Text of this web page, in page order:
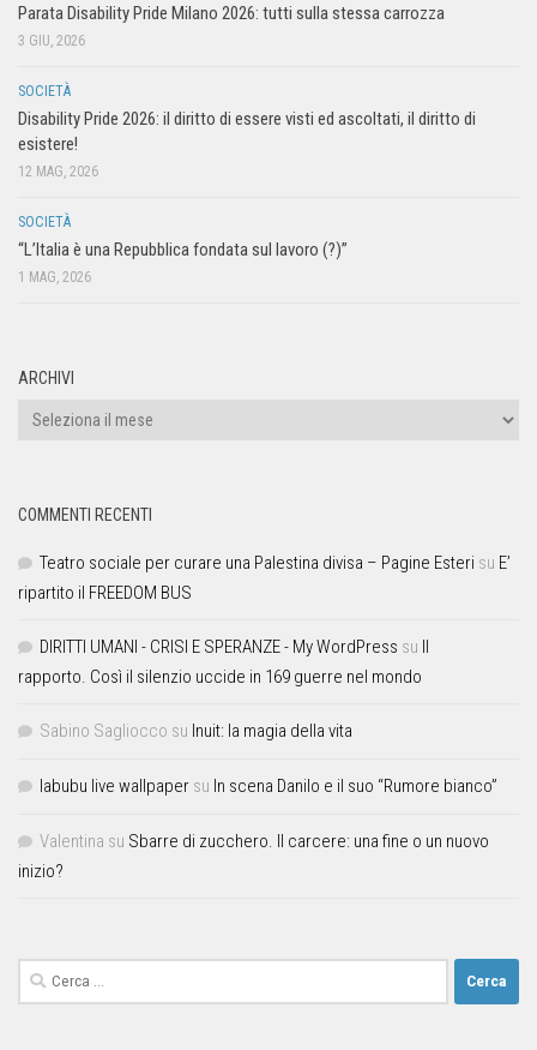
Parata Disability Pride Milano 2026: tutti sulla stessa carrozza
3 GIU, 2026
SOCIETÀ
Disability Pride 2026: il diritto di essere visti ed ascoltati, il diritto di
esistere!
12 MAG, 2026
SOCIETÀ
“L’Italia è una Repubblica fondata sul lavoro (?)”
1 MAG, 2026
ARCHIVI
COMMENTI RECENTI
Teatro sociale per curare una Palestina divisa – Pagine Esteri su E’
ripartito il FREEDOM BUS
DIRITTI UMANI - CRISI E SPERANZE - My WordPress su Il
rapporto. Così il silenzio uccide in 169 guerre nel mondo
Sabino Sagliocco su Inuit: la magia della vita
labubu live wallpaper su In scena Danilo e il suo “Rumore bianco”
Valentina su Sbarre di zucchero. Il carcere: una fine o un nuovo
inizio?